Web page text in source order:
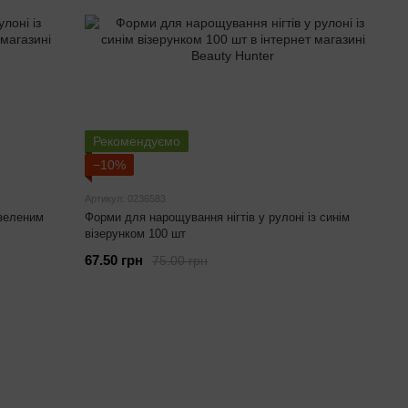
Рекомендуємо
−10%
Артикул: 0236583
Форми для нарощування нігтів у рулоні із синім
візерунком 100 шт
75.00 грн
67.50 грн